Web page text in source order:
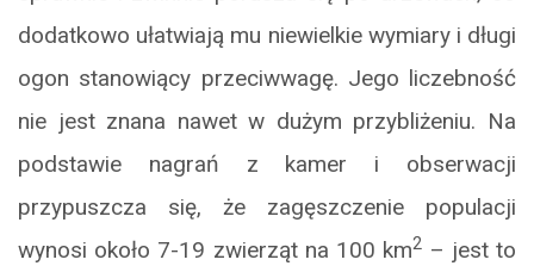
dodatkowo ułatwiają mu niewielkie wymiary i długi
ogon stanowiący przeciwwagę. Jego liczebność
nie jest znana nawet w dużym przybliżeniu. Na
podstawie nagrań z kamer i obserwacji
przypuszcza się, że zagęszczenie populacji
wynosi około 7-19 zwierząt na 100 km2 – jest to